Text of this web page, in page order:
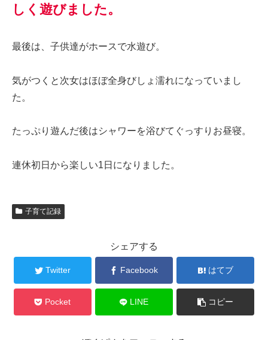
しく遊びました。
最後は、子供達がホースで水遊び。
気がつくと次女はほぼ全身びしょ濡れになっていまし
た。
たっぷり遊んだ後はシャワーを浴びてぐっすりお昼寝。
連休初日から楽しい1日になりました。
子育て記録
シェアする
Twitter Facebook はてブ
Pocket LINE コピー